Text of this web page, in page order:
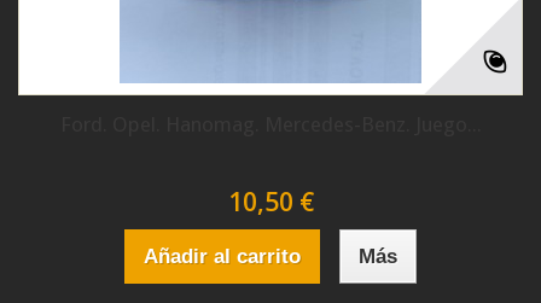
10,50 €
Añadir al carrito Más